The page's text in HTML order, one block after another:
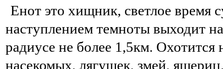
Енот это хищник, светлое время
наступлением темноты выходит
радиусе не более 1,5км.
насекомых, лягушек, змей,